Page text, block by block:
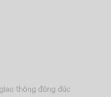
thông đông đúc